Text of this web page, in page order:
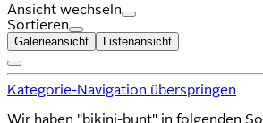
Ansicht wechseln
Sortieren
Galerieansicht Listenansicht
Kategorie-Navigation überspringen
Wir haben "bikini-bunt" in folgenden